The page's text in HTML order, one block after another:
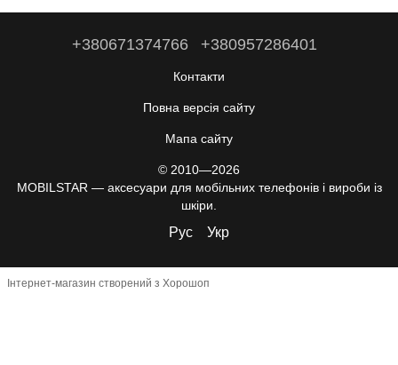
+380671374766 +380957286401
Контакти
Повна версія сайту
Мапа сайту
© 2010—2026
MOBILSTAR — аксесуари для мобільних телефонів і вироби із
шкіри.
Рус Укр
Інтернет-магазин створений з Хорошоп